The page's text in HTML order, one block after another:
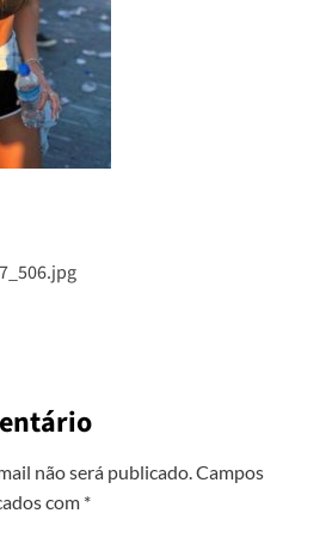
não será publicado.Campos
com *